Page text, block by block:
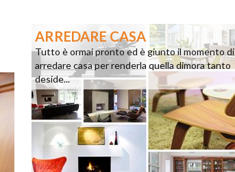
ARREDARE CASA
Tutto è ormai pronto ed è giunto il momento di
arredare casa per renderla quella dimora tanto
deside...